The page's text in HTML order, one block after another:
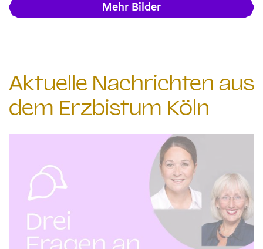
Mehr Bilder
Aktuelle Nachrichten aus
dem Erzbistum Köln